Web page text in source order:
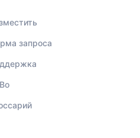
запроса